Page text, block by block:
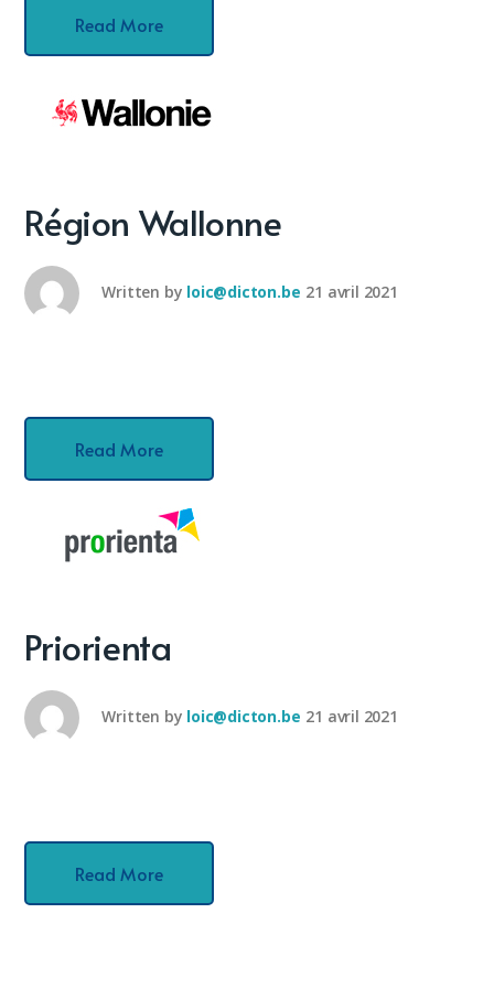
Read More
Région Wallonne
Written by loic@dicton.be 21 avril 2021
Read More
Priorienta
Written by loic@dicton.be 21 avril 2021
Read More